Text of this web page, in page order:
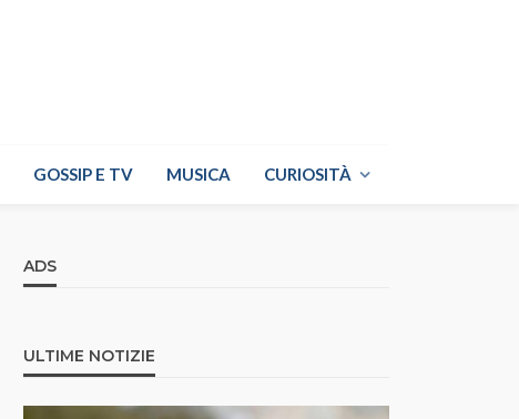
GOSSIP E TV MUSICA CURIOSITÀ
ADS
ULTIME NOTIZIE